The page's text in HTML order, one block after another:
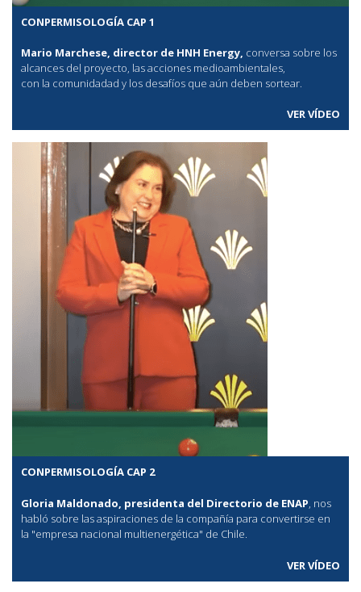
CONPERMISOLOGÍA CAP 1
Mario Marchese, director de HNH Energy, conversa sobre los
alcances del proyecto, las acciones medioambientales,
con la comunidadad y los desafíos que aún deben sortear.
VER VÍDEO
CONPERMISOLOGÍA CAP 2
Gloria Maldonado, presidenta del Directorio de ENAP , nos
habló sobre las aspiraciones de la compañía para convertirse en
la "empresa nacional multienergética" de Chile.
VER VÍDEO